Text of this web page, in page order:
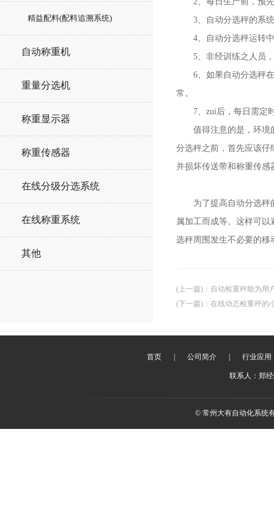
精益配料(配料追溯系统)
自动称重机
重量分选机
称重显示器
称重传感器
在线分级分选系统
在线称重系统
其他
3、自动分选秤的系统
4、自动分选秤运转中
5、非经训练之人员，
6、如果自动分选秤在
常。
7、zui后，每日需定时
值得注意的是，环境的
分选秤之前，首先应该仔
并损坏传送带和称重传
为了提高自动分选秤的
属加工而成等。这样可
选秤周围发生不必要的移
(上一篇) ： 自动检重秤能为用
(下一篇) ： 在线动态检重秤的
首页 | 公司简介 | 行业应用
联系人：郑
© 常州大有自动化系统